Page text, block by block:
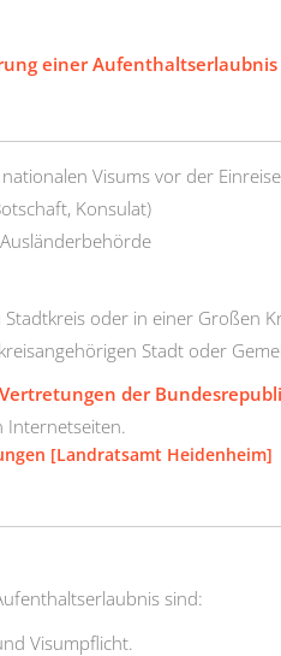
einer Aufenthaltserlaubnis
Visums vor der
Konsulat)
oder in einer Großen
Stadt oder
der
Internetseiten.
[Landratsamt Heidenheim]
sind:
Visumpflicht.